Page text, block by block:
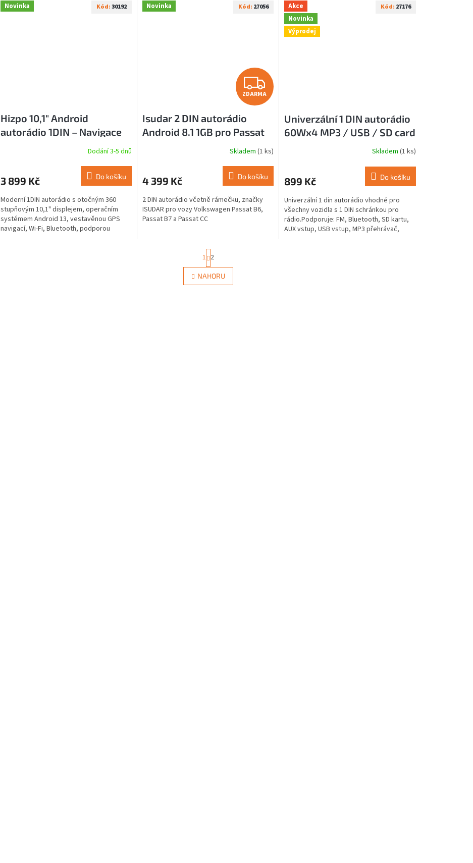
Novinka
Hizpo 10,1" Android
autorádio 1DIN – Navigace
1GB RAM - otočný displejDodání 3-5 dnů
3 899 Kč Do košíku
Moderní 1DIN autorádio s otočným 360
stupňovým 10,1" displejem, operačním
systémem Android 13, vestavěnou GPS
navigací, Wi-Fi, Bluetooth, podporou
Kód:30192 Novinka
Z
D
R
M
A
ZDARMA
Isudar 2 DIN autorádio
Android 8.1 1GB pro Passat
B6, B7, CC - GPS, Wi-FiSkladem (1 ks)
4 399 Kč Do košíku
2 DIN autorádio včetně rámečku, značky
ISUDAR pro vozy Volkswagen Passat B6,
Passat B7 a Passat CC
Kód: 27056
Akce
Novinka
Výprodej
Univerzální 1 DIN autorádio
60Wx4 MP3 / USB / SD card
je
z
5
hvězdiček.
Skladem (1 ks)
899 Kč Do košíku
Univerzální 1 din autorádio vhodné pro
všechny vozidla s 1 DIN schránkou pro
rádio.Podporuje: FM, Bluetooth, SD kartu,
AUX vstup, USB vstup, MP3 přehrávač,
Kód: 27176
O
v
S
t
r
á
n
1 2
NAHORU